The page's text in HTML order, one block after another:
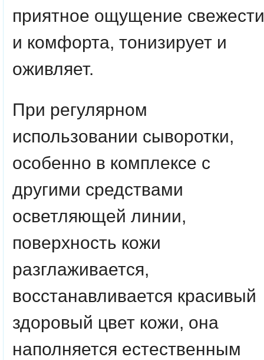
приятное ощущение свежести
и комфорта, тонизирует и
оживляет.
При регулярном
использовании сыворотки,
особенно в комплексе с
другими средствами
осветляющей линии,
поверхность кожи
разглаживается,
восстанавливается красивый
здоровый цвет кожи, она
наполняется естественным